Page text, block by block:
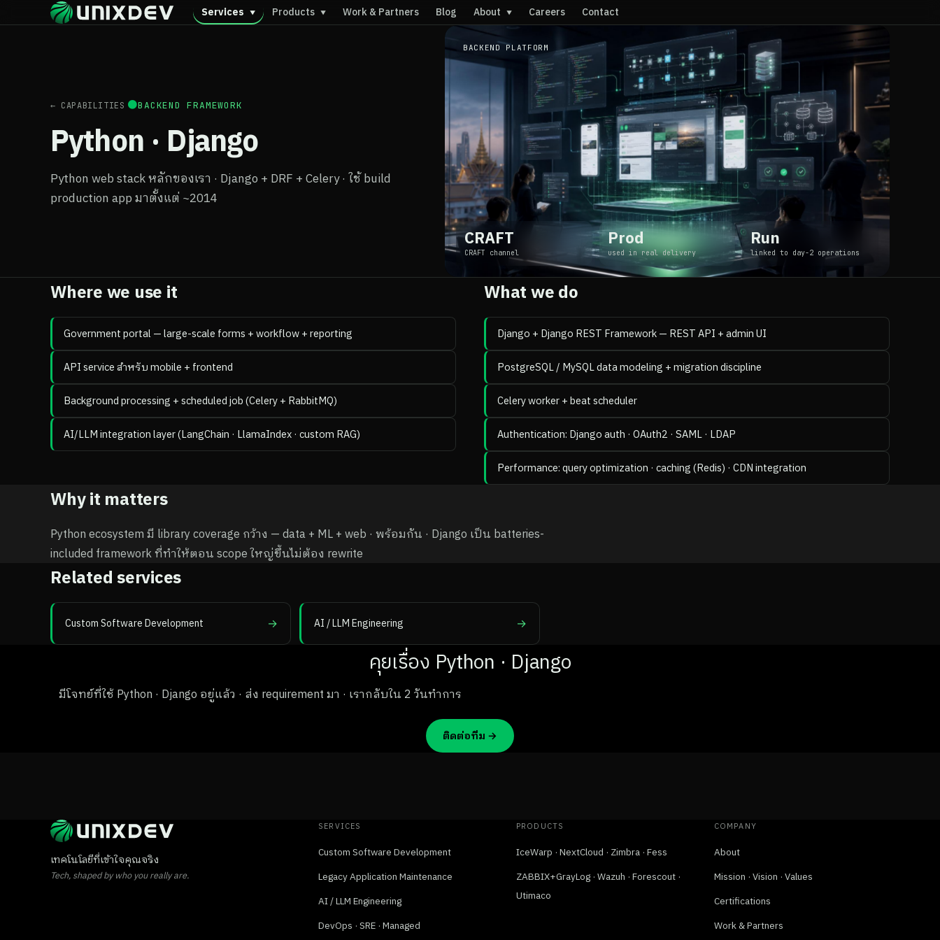
Services ▼ Products ▼ Work & Partners Blog About ▼ Careers Contact
← CAPABILITIES ●BACKEND FRAMEWORK
Python · Django
Python web stack หลักของเรา · Django + DRF + Celery · ใช้ build
production app มาตั้งแต่ ~2014
BACKEND PLATFORM
CRAFT
CRAFT channel
Prod
used in real delivery
Run
linked to day-2 operations
Where we use it
Government portal — large-scale forms + workflow + reporting
API service สำหรับ mobile + frontend
Background processing + scheduled job (Celery + RabbitMQ)
AI/LLM integration layer (LangChain · LlamaIndex · custom RAG)
What we do
Django + Django REST Framework — REST API + admin UI
PostgreSQL / MySQL data modeling + migration discipline
Celery worker + beat scheduler
Authentication: Django auth · OAuth2 · SAML · LDAP
Performance: query optimization · caching (Redis) · CDN integration
Why it matters
Python ecosystem มี library coverage กว้าง — data + ML + web · พร้อมกัน · Django เป็น batteries-
included framework ที่ทำให้ตอน scope ใหญ่ขึ้นไม่ต้อง rewrite
Related services
Custom Software Development → AI / LLM Engineering →
คุยเรื่อง Python · Django
มีโจทย์ที่ใช้ Python · Django อยู่แล้ว · ส่ง requirement มา · เรากลับใน 2 วันทำการ
ติดต่อทีม →
เทคโนโลยีที่เข้าใจคุณจริง
Tech, shaped by who you really are.
SERVICES
Custom Software Development
Legacy Application Maintenance
AI / LLM Engineering
DevOps · SRE · Managed
PRODUCTS
IceWarp · NextCloud · Zimbra · Fess
ZABBIX+GrayLog · Wazuh · Forescout ·
Utimaco
COMPANY
About
Mission · Vision · Values
Certifications
Work & Partners